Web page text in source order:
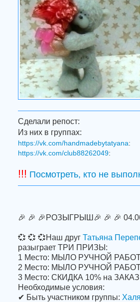
Сделали репост:
Из них в группах:
https://vk.com/handmadebytatyana:
https://vk.com/club88262049:
!!! Посмотреть, кто не
🎉 🎉 🎉РОЗЫГРЫШ🎉 🎉 🎉
💞 💞 💞Наш друг Татьяна
разыграет ТРИ ПРИЗЫ:
1 Место: МЫЛО РУЧНОЙ
2 Место: МЫЛО РУЧНОЙ
3 Место: СКИДКА 10% на ЗАКАЗ
Необходимые условия:
✔ Быть участником группы: